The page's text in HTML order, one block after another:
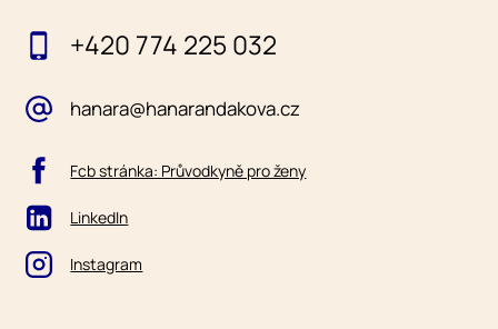
+420 774 225 032
hanara@hanarandakova.cz
Fcb stránka: Průvodkyně pro ženy
LinkedIn
Instagram